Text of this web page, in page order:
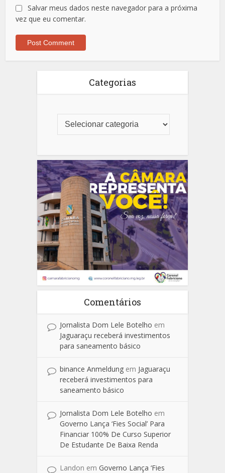
Salvar meus dados neste navegador para a próxima
vez que eu comentar.
Categorias
Comentários
Jornalista Dom Lele Botelho em
Jaguaraçu receberá investimentos
para saneamento básico
binance Anmeldung em Jaguaraçu
receberá investimentos para
saneamento básico
Jornalista Dom Lele Botelho em
Governo Lança ‘Fies Social’ Para
Financiar 100% De Curso Superior
De Estudante De Baixa Renda
Landon em Governo Lança ‘Fies